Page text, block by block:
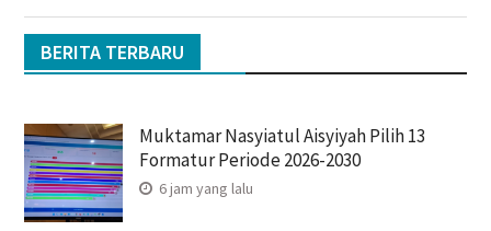
BERITA TERBARU
Muktamar Nasyiatul Aisyiyah Pilih 13
Formatur Periode 2026-2030
6 jam yang lalu